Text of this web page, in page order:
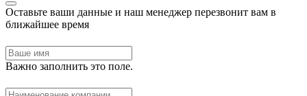
Оставьте ваши данные и наш менеджер перезвонит вам в
ближайшее время
Важно заполнить это поле.